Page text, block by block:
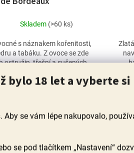
bylo 18 let a vyberte si
se vám lépe nakupovalo,
se pod tlačítkem „Nastavení“
Skladem (>60 ks)
Kč
KOŠÍKU
s náznakem kořenitosti,
a tabáku. Z ovoce se zde
ostružin, třešní a sušených